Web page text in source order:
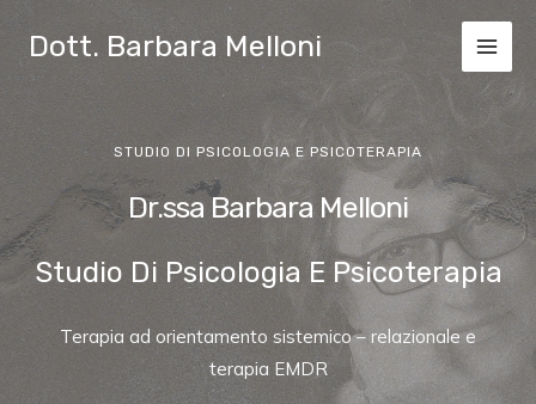
Dott. Barbara Melloni
STUDIO DI PSICOLOGIA E PSICOTERAPIA
Dr.ssa Barbara Melloni
Studio Di Psicologia E Psicoterapia
Terapia ad orientamento sistemico – relazionale e
terapia EMDR